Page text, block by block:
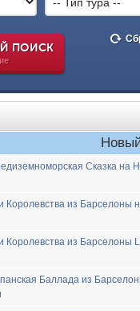
ПОИСК
Сказка на
Королевства из Барселоны
Королевства из Барселоны
Баллада из